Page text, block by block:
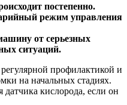
постепенно.
режим управления
от серьезных
ситуаций.
профилактикой и
на начальных стадиях.
кислорода, если он